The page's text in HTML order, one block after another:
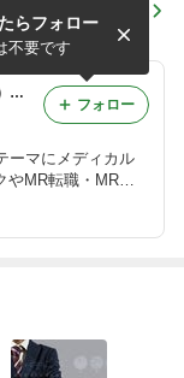
アあり】外資製
チ領域＠青森、東
大阪、福岡！
MR-WALKER -MR（医薬情報担当者）のためのMR求人・MR転職情報-
ーマにメディカル
やMR転職・MR求
らフォロー
不要です
フォロー